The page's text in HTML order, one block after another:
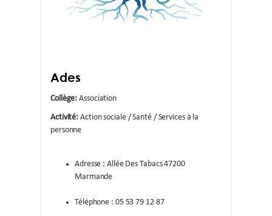
Ades
Collège: Association
Activité: Action sociale / Santé / Services à la
personne
Adresse : Allée Des Tabacs 47200
Marmande
Téléphone : 05 53 79 12 87